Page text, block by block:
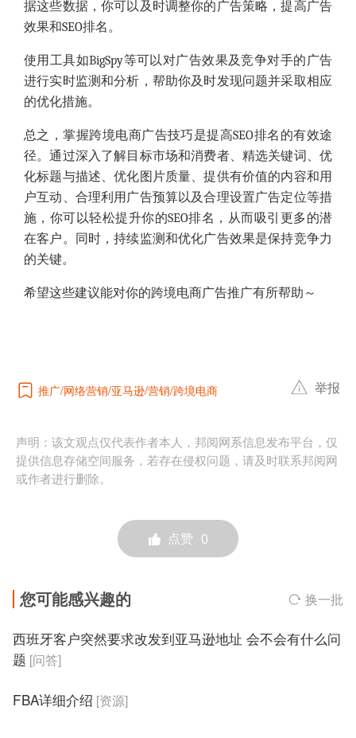
据这些数据，你可以及时调整你的广告策略，提高广告
效果和SEO排名。
使用工具如BigSpy等可以对广告效果及竞争对手的广告
进行实时监测和分析，帮助你及时发现问题并采取相应
的优化措施。
总之，掌握跨境电商广告技巧是提高SEO排名的有效途
径。通过深入了解目标市场和消费者、精选关键词、优
化标题与描述、优化图片质量、提供有价值的内容和用
户互动、合理利用广告预算以及合理设置广告定位等措
施，你可以轻松提升你的SEO排名，从而吸引更多的潜
在客户。同时，持续监测和优化广告效果是保持竞争力
的关键。
希望这些建议能对你的跨境电商广告推广有所帮助～
推广 网络营销 亚马逊 营销 跨境电商 举报
声明：该文观点仅代表作者本人，邦阅网系信息发布平台，仅
提供信息存储空间服务，若存在侵权问题，请及时联系邦阅网
或作者进行删除。
点赞 0
您可能感兴趣的 换一批
西班牙客户突然要求改发到亚马逊地址 会不会有什么问
题 [问答]
FBA详细介绍 [资源]